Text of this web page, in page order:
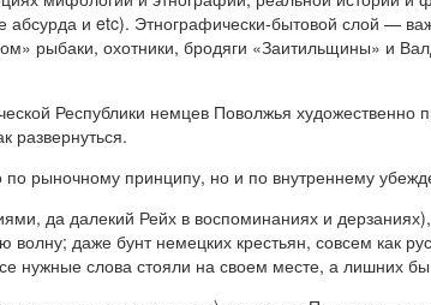
и etc). Этнографически-бытовой слой —
рыбаки, охотники, бродяги «Заитильщины» и
Республики немцев Поволжья художественно
развернуться.
по рыночному принципу, но и по внутреннему
да далекий Рейх в воспоминаниях и дерзаниях),
даже бунт немецких крестьян, совсем как
нужные слова стояли на своем месте, а лишних